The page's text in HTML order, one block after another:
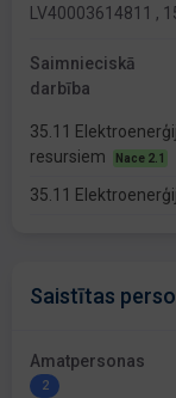
LV40003614811 ,
Saimnieciskā
darbība
35.11
resursiem
Nace 2.1
35.11
Saistītas
Amatpersonas
2